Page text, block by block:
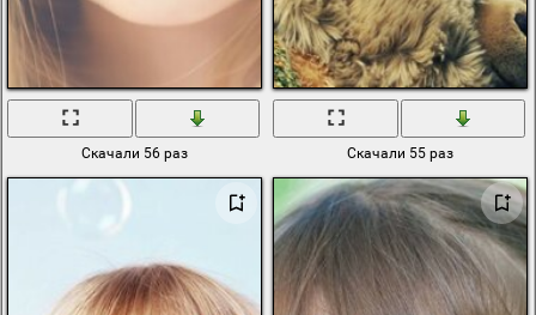
Скачали 56 раз Скачали 55 раз